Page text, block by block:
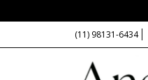
(11) 98131-6434